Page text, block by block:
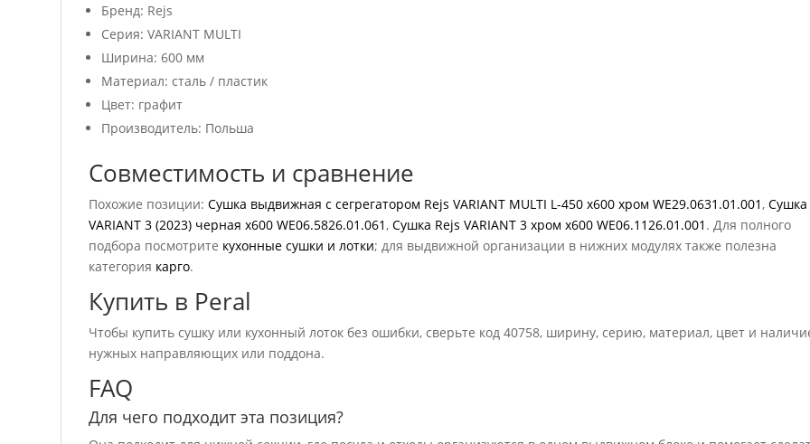
Бренд: Rejs
Серия: VARIANT MULTI
Ширина: 600 мм
Материал: сталь / пластик
Цвет: графит
Производитель: Польша
Совместимость и сравнение
Похожие позиции:Сушка выдвижная с сегрегатором Rejs VARIANT MULTI L-450 x600 хром WE29.0631.01.001,Сушка
VARIANT 3 (2023) черная x600 WE06.5826.01.061,Сушка Rejs VARIANT 3 хром x600 WE06.1126.01.001 . Для полного
подбора посмотрите кухонные сушки и лотки; для выдвижной организации в нижних модулях также полезна
категория карго.
Купить в Peral
Чтобы купить сушку или кухонный лоток без ошибки, сверьте код 40758, ширину, серию, материал, цвет и
нужных направляющих или поддона.
FAQ
Для чего подходит эта позиция?